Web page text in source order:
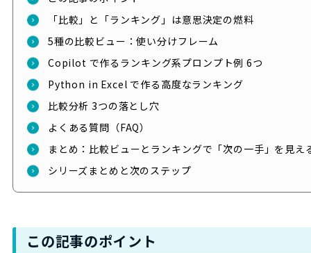
「比較」と「ランキング」は意思決定の燃料
5種の比較ビュー：使い分けフレーム
Copilot で作るランキング系プロンプト例 6つ
Python in Excel で作る高度なランキング
比較分析 3つの落とし穴
よくある質問（FAQ）
まとめ：比較ビューとランキングで「次の一手」を見え
シリーズまとめと次のステップ
この記事のポイント